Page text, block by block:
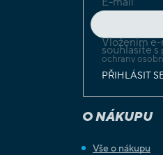
Vložením
souhlasíte s
ochrany
PŘIHLÁSIT
O NÁKUPU
Vše o nákupu